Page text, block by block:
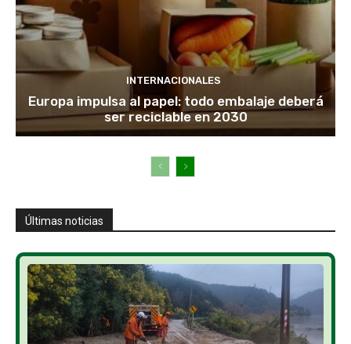
INTERNACIONALES
Europa impulsa al papel: todo embalaje deberá
ser reciclable en 2030
Últimas noticias